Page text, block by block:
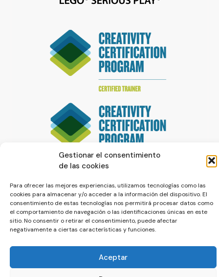
Gestionar el consentimiento
de las cookies
Para ofrecer las mejores experiencias, utilizamos tecnologías como las
cookies para almacenar y/o acceder a la información del dispositivo. El
consentimiento de estas tecnologías nos permitirá procesar datos como
el comportamiento de navegación o las identificaciones únicas en este
sitio. No consentir o retirar el consentimiento, puede afectar
negativamente a ciertas características y funciones.
Aceptar
© La Servilleta - El Blog de Paco Prieto
Política de privacidad